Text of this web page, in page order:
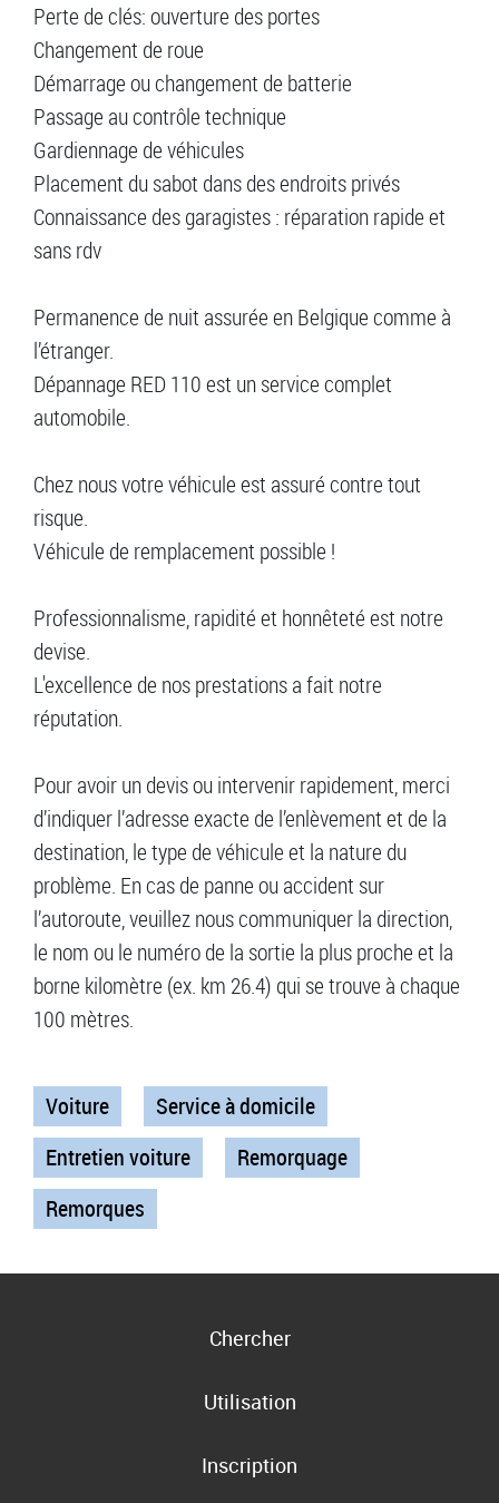
Perte de clés: ouverture des portes
Changement de roue
Démarrage ou changement de batterie
Passage au contrôle technique
Gardiennage de véhicules
Placement du sabot dans des endroits privés
Connaissance des garagistes : réparation rapide et
sans rdv
Permanence de nuit assurée en Belgique comme à
l’étranger.
Dépannage RED 110 est un service complet
automobile.
Chez nous votre véhicule est assuré contre tout
risque.
Véhicule de remplacement possible !
Professionnalisme, rapidité et honnêteté est notre
devise.
L'excellence de nos prestations a fait notre
réputation.
Pour avoir un devis ou intervenir rapidement, merci
d’indiquer l’adresse exacte de l’enlèvement et de la
destination, le type de véhicule et la nature du
problème. En cas de panne ou accident sur
l’autoroute, veuillez nous communiquer la direction,
le nom ou le numéro de la sortie la plus proche et la
borne kilomètre (ex. km 26.4) qui se trouve à chaque
100 mètres.
Voiture
Service à domicile
Entretien voiture
Remorquage
Remorques
Chercher
Utilisation
Inscription